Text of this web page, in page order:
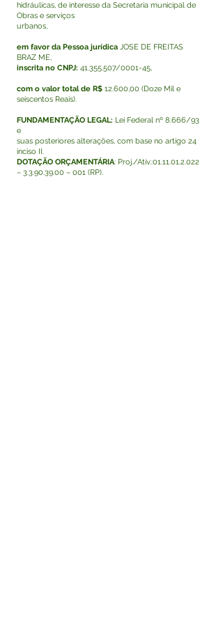
hidráulicas, de interesse da Secretaria municipal de
Obras e serviços
urbanos,
em favor da Pessoa jurídica JOSE DE FREITAS
BRAZ ME,
inscrita no CNPJ: 41.355.507/0001-45,
com o valor total de R$ 12.600,00 (Doze Mil e
seiscentos Reais).
FUNDAMENTAÇÃO LEGAL: Lei Federal nº 8.666/93
e
suas posteriores alterações, com base no artigo 24
inciso II.
DOTAÇÃO ORÇAMENTÁRIA: Proj./Ativ.:01.11.01.2.022
– 3.3.90.39.00 – 001 (RP).